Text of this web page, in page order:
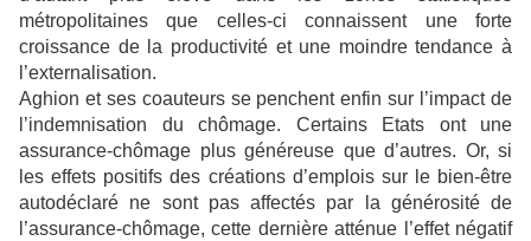
métropolitaines que celles-ci connaissent une forte
croissance de la productivité et une moindre tendance à
l’externalisation.
Aghion et ses coauteurs se penchent enfin sur l’impact de
l’indemnisation du chômage. Certains Etats ont une
assurance-chômage plus généreuse que d’autres. Or, si
les effets positifs des créations d’emplois sur le bien-être
autodéclaré ne sont pas affectés par la générosité de
l’assurance-chômage, cette dernière atténue l’effet négatif